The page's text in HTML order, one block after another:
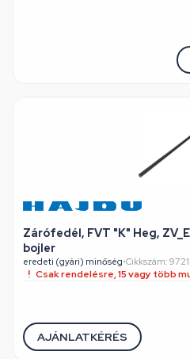
Zárófedél, FVT "K" Heg,
bojler
eredeti (gyári) minőség•Cikkszám:
Csak rendelésre, 15 vagy több
AJÁNLATKÉRÉS